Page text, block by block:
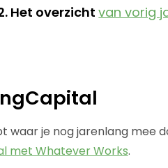
Het overzichtvan vorig
waar je nog jarenlang mee
met Whatever Works.